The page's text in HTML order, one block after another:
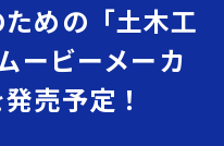
めの「土木工
ービーメーカ
売予定！